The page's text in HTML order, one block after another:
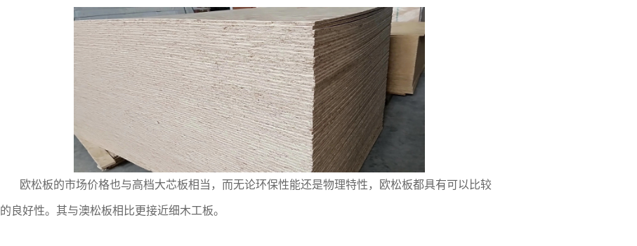
欧松板的市场价格也与高档大芯板相当，而无论环保性能还是物理特性，欧松板都具有可以比较
的良好性。其与澳松板相比更接近细木工板。